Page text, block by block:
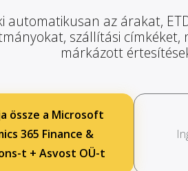
automatikusan az árakat,
szállítási címkéket,
márkázott
össze a Microsoft
365 Finance &
t + Asvost OÜ-t